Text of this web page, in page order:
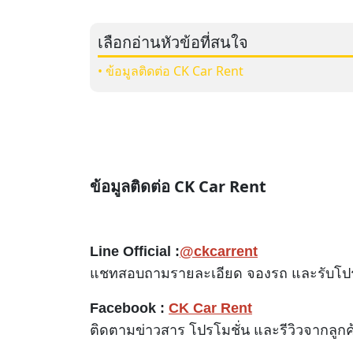
เลือกอ่านหัวข้อที่สนใจ
• ข้อมูลติดต่อ CK Car Rent
ข้อมูลติดต่อ CK Car Rent
Line Official :@ckcarrent
แชทสอบถามรายละเอียด จองรถ และรับโ
Facebook : CK Car Rent
ติดตามข่าวสาร โปรโมชั่น และรีวิวจากลูก